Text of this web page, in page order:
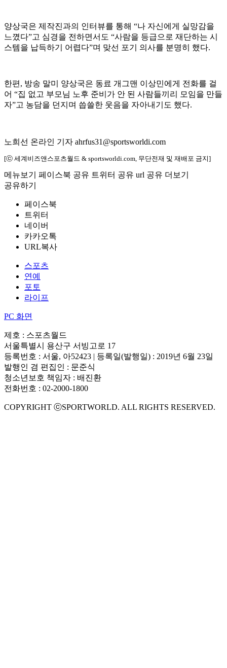
양상국은 제작진과의 인터뷰를 통해 “나 자신에게 실망감을
느꼈다”고 심경을 전하면서도 “사람을 등급으로 재단하는 시
스템을 납득하기 어렵다”며 맞선 포기 의사를 분명히 했다.
한편, 방송 말미 양상국은 동료 개그맨 이상민에게 전화를 걸
어 “집 없고 부모님 노후 준비가 안 된 사람들끼리 모임을 만들
자”고 농담을 던지며 씁쓸한 웃음을 자아내기도 했다.
노희선 온라인 기자 ahrfus31@sportsworldi.com
[ⓒ 세계비즈앤스포츠월드 & sportsworldi.com, 무단전재 및 재배포 금지]
메뉴보기 페이스북 공유 트위터 공유 url 공유 더보기
공유하기
페이스북
트위터
네이버
카카오톡
URL복사
스포츠
연예
포토
라이프
PC 화면
제호 : 스포츠월드
서울특별시 용산구 서빙고로 17
등록번호 : 서울, 아52423 | 등록일(발행일) : 2019년 6월 23일
발행인 겸 편집인 : 문준식
청소년보호 책임자 : 배진환
전화번호 : 02-2000-1800
COPYRIGHT ⓒSPORTWORLD. ALL RIGHTS RESERVED.